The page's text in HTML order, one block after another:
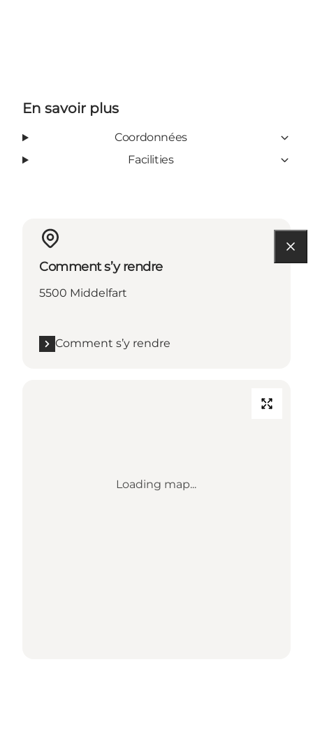
En savoir plus
Coordonnées
Facilities
Comment s’y rendre
5500 Middelfart
Comment s’y rendre
Loading map...